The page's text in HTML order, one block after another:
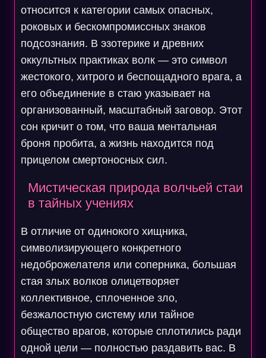
относится к категории самых опасных,
роковых и бескомпромиссных знаков
подсознания. В эзотерике и древних
оккультных практиках волк — это символ
жестокого, хитрого и беспощадного врага, а
его объединение в стаю указывает на
организованный, масштабный заговор. Этот
сон кричит о том, что ваша ментальная
броня пробита, а жизнь находится под
прицелом смертоносных сил.
Мистическая природа волчьей стаи
в тайных учениях
В отличие от одинокого хищника,
символизирующего конкретного
недоброжелателя или соперника, большая
стая злых волков олицетворяет
коллективное, сплоченное зло,
безжалостную систему или тайное
общество врагов, которые сплотились ради
одной цели — полностью раздавить вас. В